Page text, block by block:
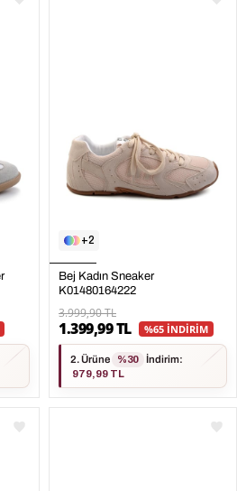
2
Bej Kadın Sneaker
K01480164222
3.999,90 TL
1.399,99 TL %65 İNDİRİM
2. Ürüne %30 İndirim:
979,99 TL